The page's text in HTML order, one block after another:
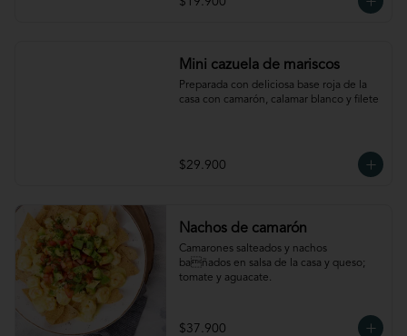
Mini cazuela de mariscos
Preparada con deliciosa base roja de la
casa con camarón, calamar blanco y filete
$29.900
Nachos de camarón
Camarones salteados y nachos
bañados en salsa de la casa y queso;
tomate y aguacate.
$37.900